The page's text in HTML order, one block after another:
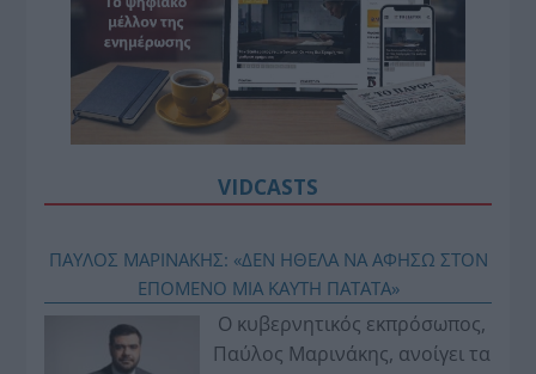
VIDCASTS
ΠΑΥΛΟΣ ΜΑΡΙΝΑΚΗΣ: «ΔΕΝ ΗΘΕΛΑ ΝΑ ΑΦΗΣΩ ΣΤΟΝ
ΕΠΟΜΕΝΟ ΜΙΑ ΚΑΥΤΗ ΠΑΤΑΤΑ»
Ο κυβερνητικός εκπρόσωπος,
Παύλος Μαρινάκης, ανοίγει τα